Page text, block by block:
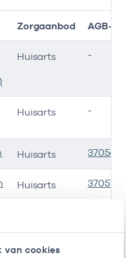
van cookies
Zorgaanbod AGB-
Huisarts -
Huisarts -
Huisarts
Huisarts